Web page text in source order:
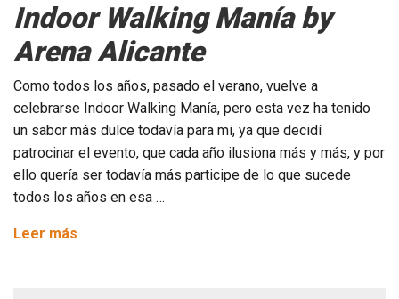
Indoor Walking Manía by
Arena Alicante
Como todos los años, pasado el verano, vuelve a
celebrarse Indoor Walking Manía, pero esta vez ha tenido
un sabor más dulce todavía para mi, ya que decidí
patrocinar el evento, que cada año ilusiona más y más, y por
ello quería ser todavía más participe de lo que sucede
todos los años en esa …
Leer más